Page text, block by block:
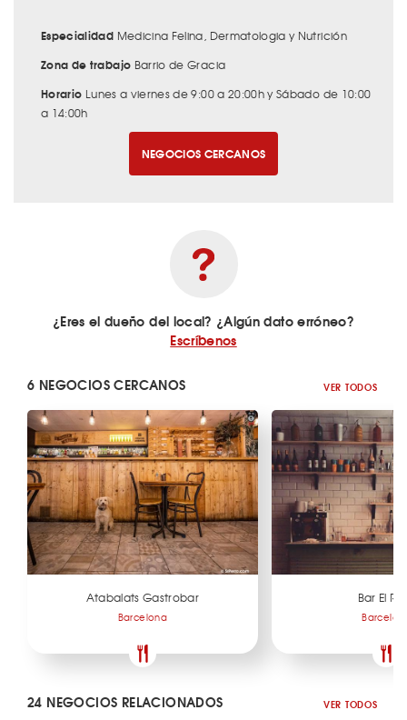
Especialidad Medicina Felina, Dermatologia y Nutrición
Zona de trabajo Barrio de Gracia
Horario Lunes a viernes de 9:00 a 20:00h y Sábado de 10:00
a 14:00h
NEGOCIOS CERCANOS
¿Eres el dueño del local? ¿Algún dato erróneo?
Escríbenos
6 NEGOCIOS CERCANOS VER TODOS
Atabalats Gastrobar
Barcelona
Bar El
24 NEGOCIOS RELACIONADOS VER TODOS